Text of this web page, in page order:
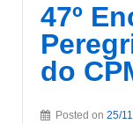
47º
do
Posted on 25/